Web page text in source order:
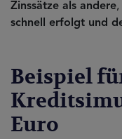
Zinssätze als andere,
schnell erfolgt und
Beispiel
Euro